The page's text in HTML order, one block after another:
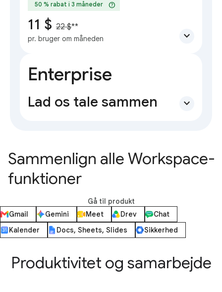
50 % rabat i 3 måneder help
11 $ 22 $**
pr. bruger om måneden expand_more
Enterprise
Lad os tale sammen expand_more
Sammenlign alle Workspace-
funktioner
Gå til produkt
Gmail
Gemini Meet Drev
Chat
Kalender
Docs, Sheets, Slides Sikkerhed
Produktivitet og samarbejde